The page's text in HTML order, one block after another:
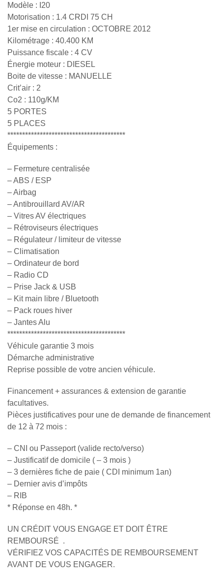
Modèle : I20
Motorisation : 1.4 CRDI 75 CH
1er mise en circulation : OCTOBRE 2012
Kilométrage : 40.400 KM
Puissance fiscale : 4 CV
Énergie moteur : DIESEL
Boite de vitesse : MANUELLE
Crit’air : 2
Co2 : 110g/KM
5 PORTES
5 PLACES
****************************************
Équipements :
– Fermeture centralisée
– ABS / ESP
– Airbag
– Antibrouillard AV/AR
– Vitres AV électriques
– Rétroviseurs électriques
– Régulateur / limiteur de vitesse
– Climatisation
– Ordinateur de bord
– Radio CD
– Prise Jack & USB
– Kit main libre / Bluetooth
– Pack roues hiver
– Jantes Alu
****************************************
Véhicule garantie 3 mois
Démarche administrative
Reprise possible de votre ancien véhicule.
Financement + assurances & extension de garantie
facultatives.
Pièces justificatives pour une de demande de financement
de 12 à 72 mois :
– CNI ou Passeport (valide recto/verso)
– Justificatif de domicile ( – 3 mois )
– 3 dernières fiche de paie ( CDI minimum 1an)
– Dernier avis d’impôts
– RIB
* Réponse en 48h. *
UN CRÉDIT VOUS ENGAGE ET DOIT ÊTRE
REMBOURSÉ .
VÉRIFIEZ VOS CAPACITÉS DE REMBOURSEMENT
AVANT DE VOUS ENGAGER.